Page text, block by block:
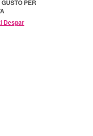
PER
Despar